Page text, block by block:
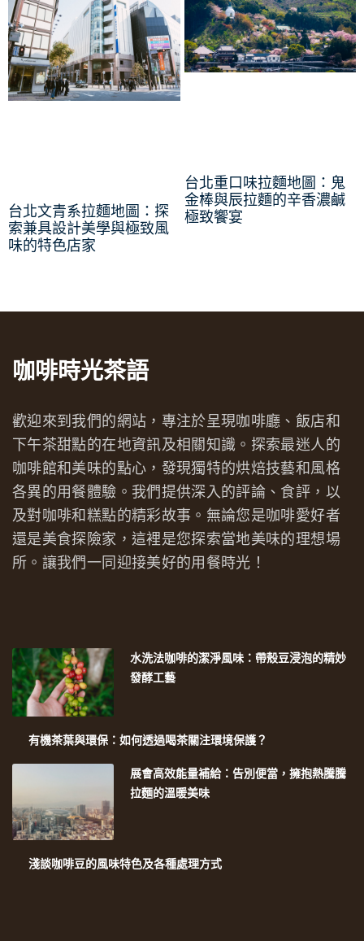
台北文青系拉麵地圖：探
索兼具設計美學與極致風
味的特色店家
台北重口味拉麵地圖：鬼
金棒與辰拉麵的辛香濃鹹
極致饗宴
咖啡時光茶語
歡迎來到我們的網站，專注於呈現咖啡廳、飯店和
下午茶甜點的在地資訊及相關知識。探索最迷人的
咖啡館和美味的點心，發現獨特的烘焙技藝和風格
各異的用餐體驗。我們提供深入的評論、食評，以
及對咖啡和糕點的精彩故事。無論您是咖啡愛好者
還是美食探險家，這裡是您探索當地美味的理想場
所。讓我們一同迎接美好的用餐時光！
水洗法咖啡的潔淨風味：帶殼豆浸泡的精妙
發酵工藝
有機茶葉與環保：如何透過喝茶關注環境保護？
展會高效能量補給：告別便當，擁抱熱騰騰
拉麵的溫暖美味
淺談咖啡豆的風味特色及各種處理方式